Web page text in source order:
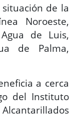
de la
Noroeste,
de Luis,
de Palma,
a cerca
del Instituto